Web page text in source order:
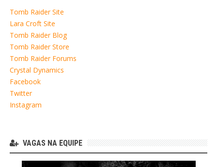
Tomb Raider Site
Lara Croft Site
Tomb Raider Blog
Tomb Raider Store
Tomb Raider Forums
Crystal Dynamics
Facebook
Twitter
Instagram
VAGAS NA EQUIPE